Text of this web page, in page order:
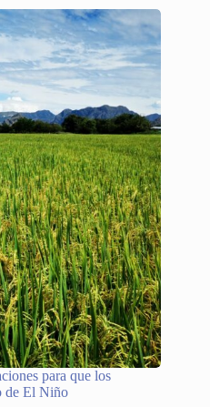
para que los
de El Niño